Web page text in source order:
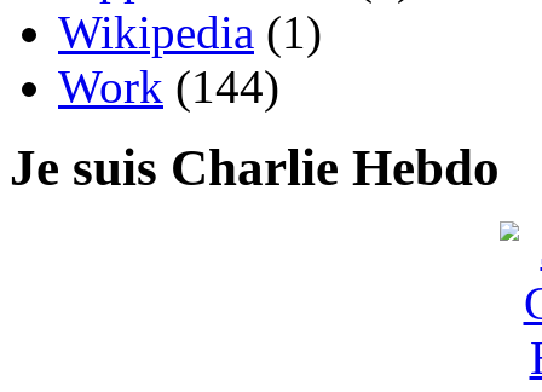
Wikipedia (1)
Work (144)
Je suis Charlie Hebdo